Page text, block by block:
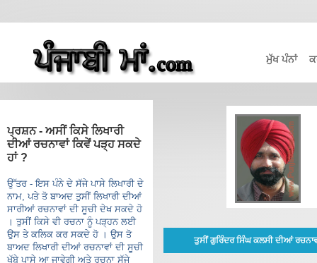
ਮੁੱਖ ਪੰਨਾਂ
ਪ੍ਰਸ਼ਨ - ਅਸੀਂ ਕਿਸੇ ਲਿਖਾਰੀ
ਦੀਆਂ ਰਚਨਾਵਾਂ ਕਿਵੇਂ ਪੜ੍ਹ ਸਕਦੇ
ਹਾਂ ?
ਉੱਤਰ - ਇਸ ਪੰਨੇ ਦੇ ਸੱਜੇ ਪਾਸੇ ਲਿਖਾਰੀ ਦੇ
ਨਾਮ, ਪਤੇ ਤੋ ਬਾਅਦ ਤੁਸੀਂ ਲਿਖਾਰੀ ਦੀਆਂ
ਸਾਰੀਆਂ ਰਚਨਾਵਾਂ ਦੀ ਸੂਚੀ ਦੇਖ ਸਕਦੇ ਹੋ
। ਤੁਸੀਂ ਕਿਸੇ ਵੀ ਰਚਨਾ ਨੂੰ ਪੜ੍ਹਨ ਲਈ
ਉਸ ਤੇ ਕਲਿਕ ਕਰ ਸਕਦੇ ਹੋ । ਉਸ ਤੋ
ਬਾਅਦ ਲਿਖਾਰੀ ਦੀਆਂ ਰਚਨਾਵਾਂ ਦੀ ਸੂਚੀ
ਖੱਬੇ ਪਾਸੇ ਆ ਜਾਵੇਗੀ ਅਤੇ ਰਚਨਾ ਸੱਜੇ
ਤੁਸੀਂ ਗੁਰਿੰਦਰ ਸਿੰਘ ਕਲਸੀ ਦੀਆਂ